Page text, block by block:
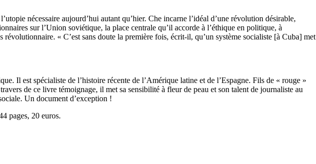
nécessaire aujourd’hui autant qu’hier. Che incarne l’idéal d’une révolution désirable,
sur l’Union soviétique, la place centrale qu’il accorde à l’éthique en politique, à
« C’est sans doute la première fois, écrit-il, qu’un système socialiste [à Cuba] met
Il est spécialiste de l’histoire récente de l’Amérique latine et de l’Espagne. Fils de « rouge »
de ce livre témoignage, il met sa sensibilité à fleur de peau et son talent de journaliste au
Un document d’exception !
pages, 20 euros.